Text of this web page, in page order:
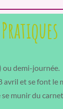
ou demi-journée.
avril et se font le
munir du